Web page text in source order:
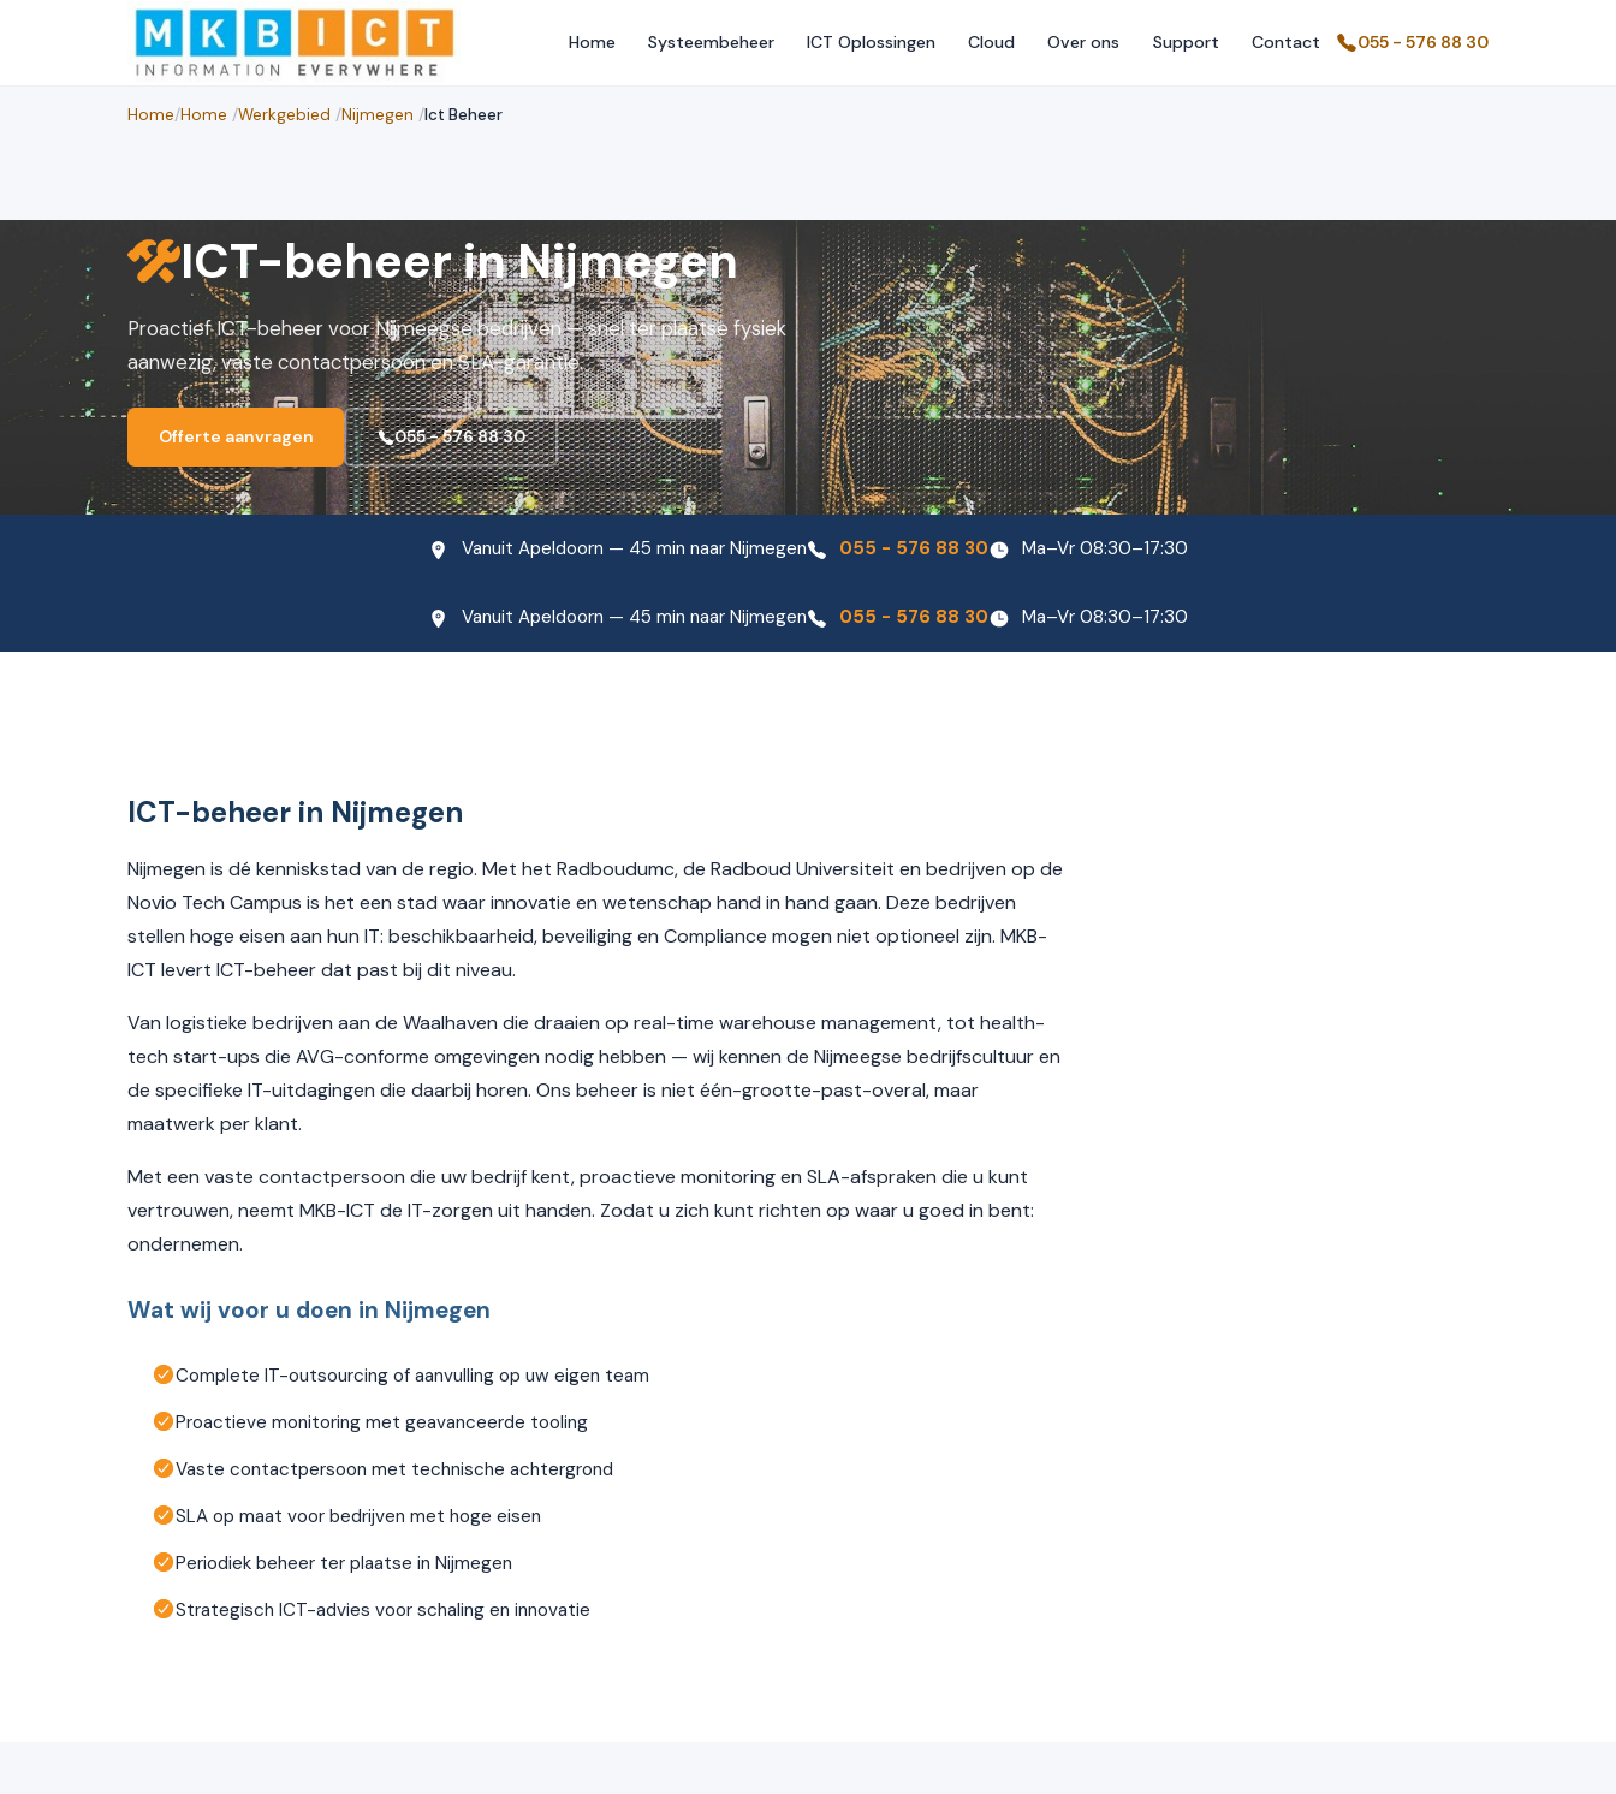
Home Systeembeheer ICT Oplossingen Cloud Over ons Support Contact 055 - 576 88 30
Home/Home /Werkgebied /Nijmegen /Ict Beheer
ICT-beheer in Nijmegen
Proactief ICT-beheer voor Nijmeegse bedrijven — snel ter plaatse fysiek
aanwezig, vaste contactpersoon en SLA-garantie.
Offerte aanvragen 055 - 576 88 30
Vanuit Apeldoorn — 45 min naar Nijmegen 055 - 576 88 30 Ma–Vr 08:30–17:30
Vanuit Apeldoorn — 45 min naar Nijmegen 055 - 576 88 30 Ma–Vr 08:30–17:30
ICT-beheer in Nijmegen
Nijmegen is dé kenniskstad van de regio. Met het Radboudumc, de Radboud Universiteit en bedrijven op de
Novio Tech Campus is het een stad waar innovatie en wetenschap hand in hand gaan. Deze bedrijven
stellen hoge eisen aan hun IT: beschikbaarheid, beveiliging en Compliance mogen niet optioneel zijn. MKB-
ICT levert ICT-beheer dat past bij dit niveau.
Van logistieke bedrijven aan de Waalhaven die draaien op real-time warehouse management, tot health-
tech start-ups die AVG-conforme omgevingen nodig hebben — wij kennen de Nijmeegse bedrijfscultuur en
de specifieke IT-uitdagingen die daarbij horen. Ons beheer is niet één-grootte-past-overal, maar
maatwerk per klant.
Met een vaste contactpersoon die uw bedrijf kent, proactieve monitoring en SLA-afspraken die u kunt
vertrouwen, neemt MKB-ICT de IT-zorgen uit handen. Zodat u zich kunt richten op waar u goed in bent:
ondernemen.
Wat wij voor u doen in Nijmegen
Complete IT-outsourcing of aanvulling op uw eigen team
Proactieve monitoring met geavanceerde tooling
Vaste contactpersoon met technische achtergrond
SLA op maat voor bedrijven met hoge eisen
Periodiek beheer ter plaatse in Nijmegen
Strategisch ICT-advies voor schaling en innovatie